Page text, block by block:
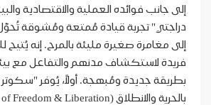
إلى جانب فوائده العملية والاقتصادية
دراجتي" تجربة قيادة مُمتعة ومُشوقة تُحوّل
إلى مغامرة صغيرة مليئة بالمرح. إنه
فريدة لاستكشاف مدنهم والتفاعل مع
بطريقة جديدة ومُبهجة. أولاً، يُوفر